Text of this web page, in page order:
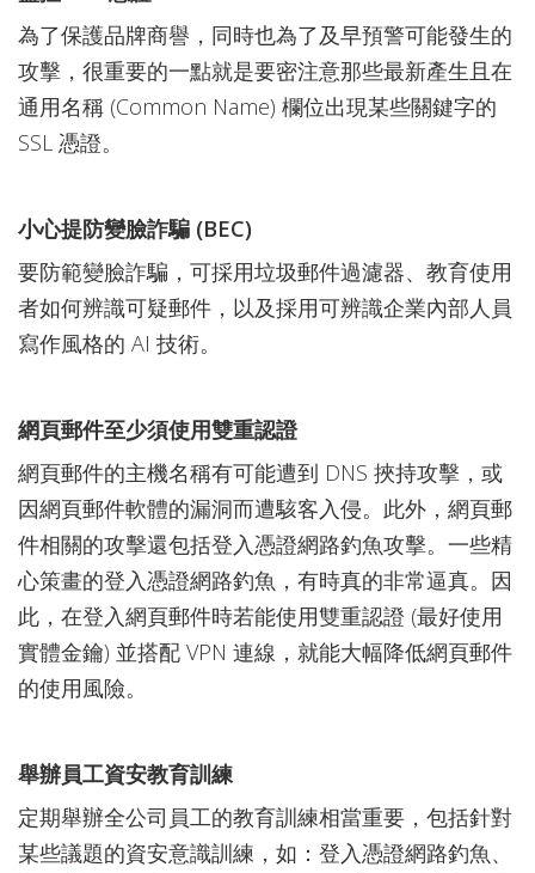
為了保護品牌商譽，同時也為了及早預警可能發生的
攻擊，很重要的一點就是要密注意那些最新產生且在
通用名稱 (Common Name) 欄位出現某些關鍵字的
SSL 憑證。
小心提防變臉詐騙 (BEC)
要防範變臉詐騙，可採用垃圾郵件過濾器、教育使用
者如何辨識可疑郵件，以及採用可辨識企業內部人員
寫作風格的 AI 技術。
網頁郵件至少須使用雙重認證
網頁郵件的主機名稱有可能遭到 DNS 挾持攻擊，或
因網頁郵件軟體的漏洞而遭駭客入侵。此外，網頁郵
件相關的攻擊還包括登入憑證網路釣魚攻擊。一些精
心策畫的登入憑證網路釣魚，有時真的非常逼真。因
此，在登入網頁郵件時若能使用雙重認證 (最好使用
實體金鑰) 並搭配 VPN 連線，就能大幅降低網頁郵件
的使用風險。
舉辦員工資安教育訓練
定期舉辦全公司員工的教育訓練相當重要，包括針對
某些議題的資安意識訓練，如：登入憑證網路釣魚、